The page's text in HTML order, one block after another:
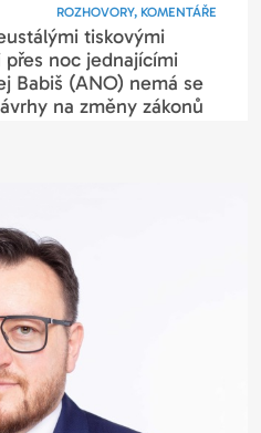
ROZHOVORY, KOMENTÁŘE
tiskovými
noc jednajícími
Babiš (ANO) nemá se
na změny zákonů